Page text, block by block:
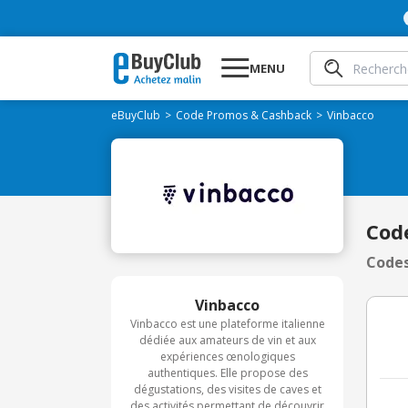
MENU
eBuyClub Code Promos & Cashback Vinbacco
Vinbacco
Vinbacco est une plateforme italienne
dédiée aux amateurs de vin et aux
expériences œnologiques
authentiques. Elle propose des
dégustations, des visites de caves et